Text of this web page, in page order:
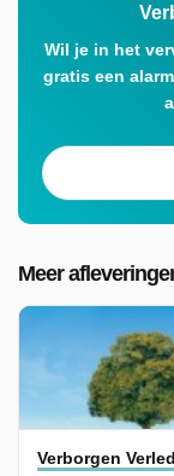
Wil je in het
gratis een
Meer
Verborgen